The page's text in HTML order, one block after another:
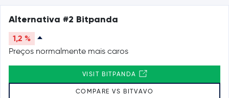
Alternativa #2 Bitpanda
1,2 %
Preços normalmente mais caros
VISIT BITPANDA
COMPARE VS BITVAVO